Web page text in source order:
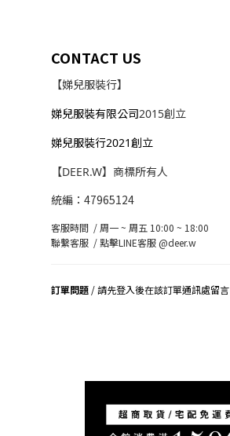
CONTACT US
【娣兒服裝行】
娣兒服裝有限公司2015創立
娣兒服裝行2021創立
【DEER.W】商標所有人
統編：47965124
客服時間 / 周一 ~ 周五 10:00 ~ 18:00
聯繫客服 /點擊LINE客服 @deer.w
訂單問題 / 請先登入後在該訂單通訊處留言